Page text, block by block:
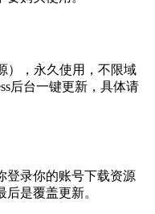
），永久使用，不限域
后台一键更新，具体请
登录你的账号下载资源
是覆盖更新。